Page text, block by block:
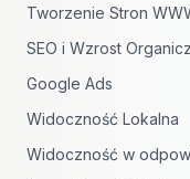
Tworzenie Stron
SEO i Wzrost
Google Ads
Widoczność Lokalna
Widoczność w